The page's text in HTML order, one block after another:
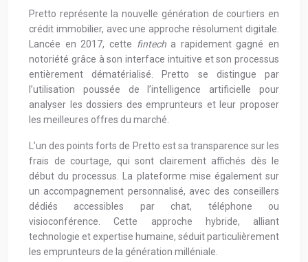
Pretto représente la nouvelle génération de courtiers en
crédit immobilier, avec une approche résolument digitale.
Lancée en 2017, cette fintech a rapidement gagné en
notoriété grâce à son interface intuitive et son processus
entièrement dématérialisé. Pretto se distingue par
l’utilisation poussée de l’intelligence artificielle pour
analyser les dossiers des emprunteurs et leur proposer
les meilleures offres du marché.
L’un des points forts de Pretto est sa transparence sur les
frais de courtage, qui sont clairement affichés dès le
début du processus. La plateforme mise également sur
un accompagnement personnalisé, avec des conseillers
dédiés accessibles par chat, téléphone ou
visioconférence. Cette approche hybride, alliant
technologie et expertise humaine, séduit particulièrement
les emprunteurs de la génération milléniale.